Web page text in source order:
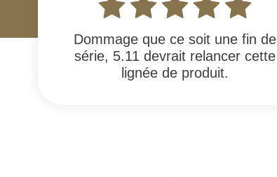
Dommage que ce soit une fin de
série, 5.11 devrait relancer cette
lignée de produit.